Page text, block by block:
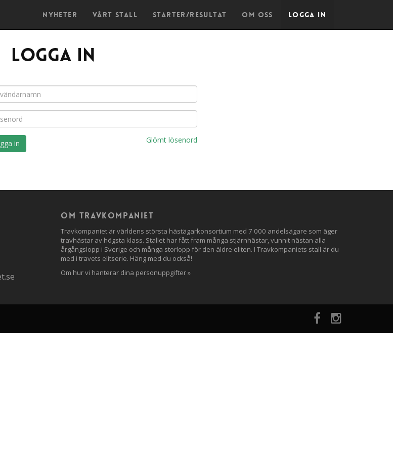
Nyheter Vårt stall Starter/Resultat Om oss Logga in
Logga in
Glömt lösenord
Om travkompaniet
Travkompaniet är världens största hästägarkonsortium med 7 000 andelsägare som äger
travhästar av högsta klass. Stallet har fått fram många stjärnhästar, vunnit nästan alla
årgångslopp i Sverige och många storlopp för den äldre eliten. I Travkompaniets stall är du
med i travets elitserie. Häng med du också!
Om hur vi hanterar dina personuppgifter »